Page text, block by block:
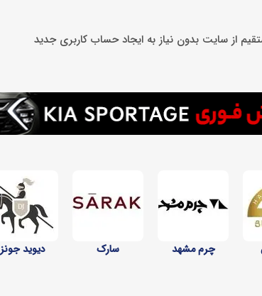
از سایت بدون نیاز به ایجاد حساب کاربری جدید
چرم مشهد سارک دیوید جونز